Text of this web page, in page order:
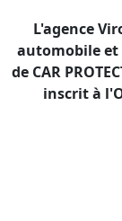
L'agence
automobile et
de CAR
inscrit à